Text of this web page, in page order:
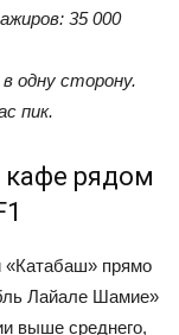
35 000
одну сторону.
пик.
рядом
«Катабаш» прямо
Лайале Шамие»
выше среднего,